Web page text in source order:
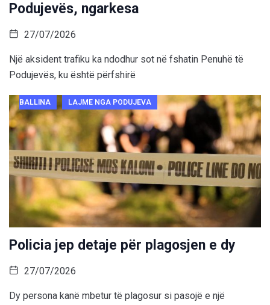
Podujevës, ngarkesa
27/07/2026
Një aksident trafiku ka ndodhur sot në fshatin Penuhë të
Podujevës, ku është përfshirë
BALLINA LAJME NGA PODUJEVA
Policia jep detaje për plagosjen e dy
27/07/2026
Dy persona kanë mbetur të plagosur si pasojë e një